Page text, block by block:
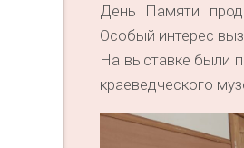
День Памяти
Особый интерес
На выставке были
краеведческого